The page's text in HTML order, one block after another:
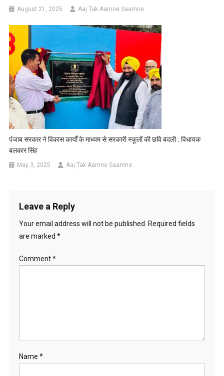
August 21, 2025 Aaj Tak Aamne Saamne
पंजाब सरकार ने विकास कार्यों के माध्यम से सरकारी स्कूलों की छवि बदली : विधायक
बलकार सिंह
May 3, 2025 Aaj Tak Aamne Saamne
Leave a Reply
Your email address will not be published. Required fields
are marked *
Comment*
Name *